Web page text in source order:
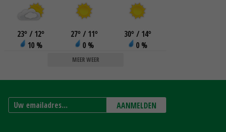
23° / 12°
10 %
27° / 11°
0 %
30° / 14°
0 %
MEER WEER
AANMELDEN